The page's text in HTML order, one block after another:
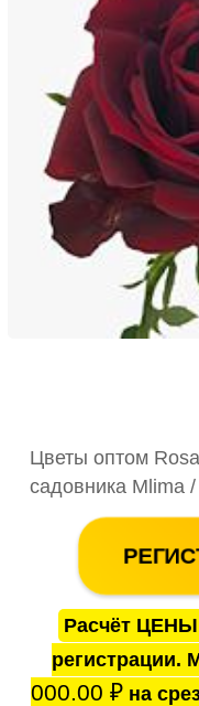
Цветы оптом
садовника Mlima
Расчёт ЦЕНЫ
регистрации.
000.00 ₽на